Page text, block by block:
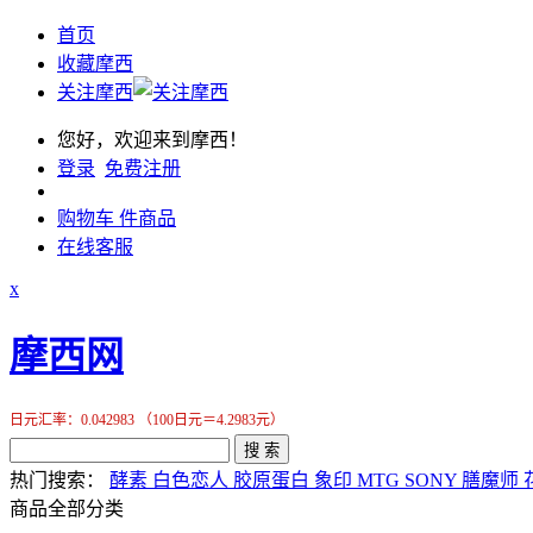
首页
收藏摩西
关注摩西
您好，欢迎来到摩西！
登录 免费注册
购物车 件商品
在线客服
x
摩西网
日元汇率：0.042983 （100日元＝4.2983元）
搜 索
热门搜索： 酵素 白色恋人 胶原蛋白 象印 MTG SONY 膳魔师
商品全部分类